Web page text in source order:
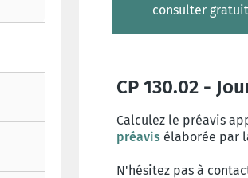
consulter
CP 130.02 -
Calculez le préavis
préavis élaborée par
N'hésitez pas à